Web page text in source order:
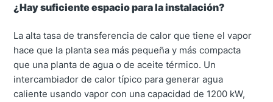
¿Hay suficiente espacio para la instalación?
La alta tasa de transferencia de calor que tiene el vapor
hace que la planta sea más pequeña y más compacta
que una planta de agua o de aceite térmico. Un
intercambiador de calor típico para generar agua
caliente usando vapor con una capacidad de 1200 kW,